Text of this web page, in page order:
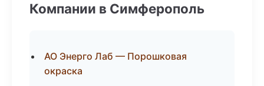
Компании в Симферополь
АО Энерго Лаб — Порошковая
окраска